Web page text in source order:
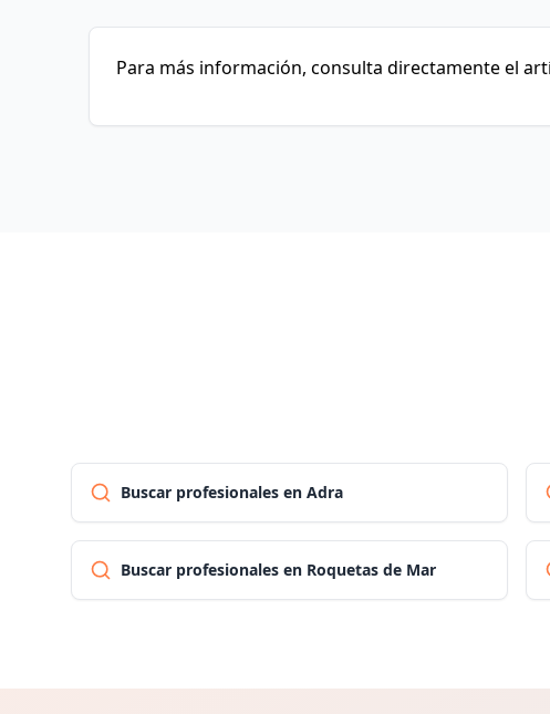
Para más información, consulta directamente el
Buscar profesionales en Adra
Buscar profesionales en Roquetas de Mar